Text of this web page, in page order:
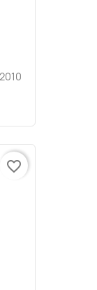
favorite_border